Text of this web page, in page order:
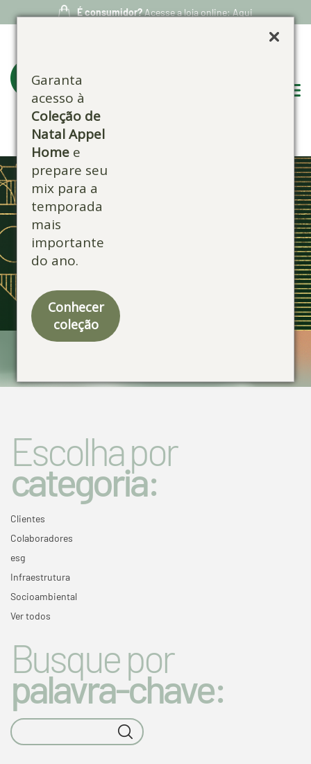
Garanta
acesso à
Coleção de
Natal Appel
Home e
prepare seu
mix para a
temporada
mais
importante
do ano.
Conhecer
coleção
É consumidor?Acesse a loja online: Aqui
Escolha por
categoria:
Clientes
Colaboradores
esg
Infraestrutura
Socioambiental
Ver todos
Busque por
palavra-chave: